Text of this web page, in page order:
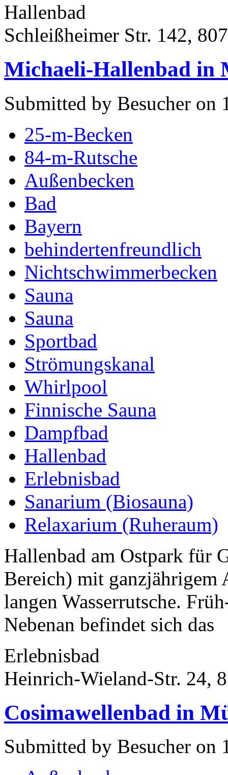
Hallenbad
Schleißheimer Str. 142,
Michaeli-Hallenbad in
Submitted by Besucher on
25-m-Becken
84-m-Rutsche
Außenbecken
Bad
Bayern
behindertenfreundlich
Nichtschwimmerbecken
Sauna
Sauna
Sportbad
Strömungskanal
Whirlpool
Finnische Sauna
Dampfbad
Hallenbad
Erlebnisbad
Sanarium (Biosauna)
Relaxarium (Ruheraum)
Hallenbad am Ostpark für
Bereich) mit ganzjährigem
langen Wasserrutsche.
Nebenan befindet sich das
Erlebnisbad
Heinrich-Wieland-Str. 24,
Cosimawellenbad in
Submitted by Besucher on